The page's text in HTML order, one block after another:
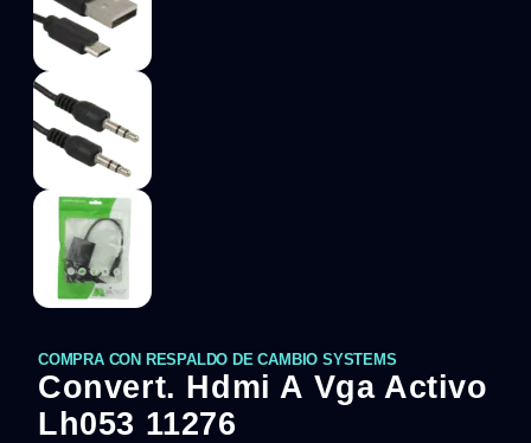
COMPRA CON RESPALDO DE CAMBIO SYSTEMS
Convert. Hdmi A Vga Activo
Lh053 11276